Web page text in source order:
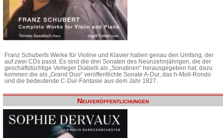
Franz Schuberts Werke für Violine und Klavier haben genau den Umfang, der
auf zwei CDs passt. Es sind die drei Sonaten des Neunzehnjährigen, die der
geschäftstüchtige Verleger Diabelli als „Sonatinen“ herausgegeben hat, dazu
kommen die als „Grand Duo“ veröffentlichte Sonate A-Dur, das h-Moll-Rondo
und die bedeutende C-Dur-Fantasie aus dem Jahr 1827.
Neuveröffentlichungen